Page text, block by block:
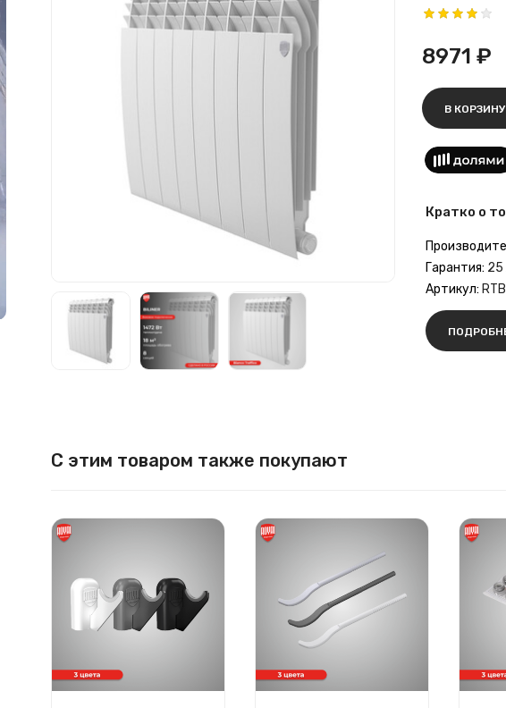
8971 ₽
В КОРЗИНУ
Кратко о
Гарантия: 25
Артикул:
С этим товаром также покупают